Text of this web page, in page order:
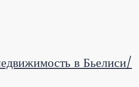
в Бьелиси/